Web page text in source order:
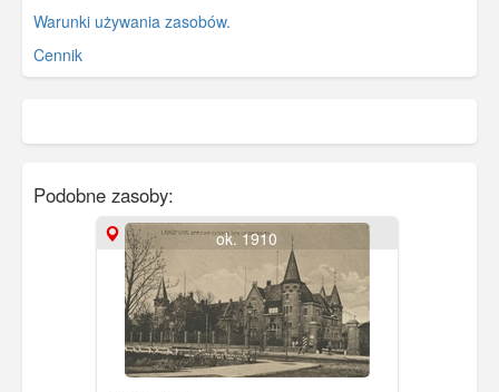
Warunki używania zasobów.
Cennik
Podobne zasoby:
ok. 1910